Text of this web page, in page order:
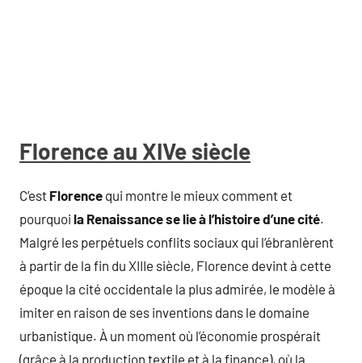
Florence au XIVe siècle
C’est Florence qui montre le mieux comment et
pourquoi la Renaissance se lie à l’histoire d’une cité.
Malgré les perpétuels conflits sociaux qui l’ébranlèrent
à partir de la fin du XIIIe siècle, Florence devint à cette
époque la cité occidentale la plus admirée, le modèle à
imiter en raison de ses inventions dans le domaine
urbanistique. À un moment où l’économie prospérait
(grâce à la production textile et à la finance), où la